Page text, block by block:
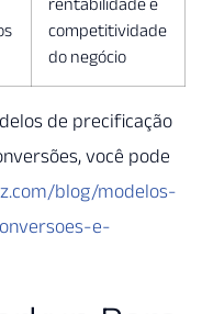
competitividade
do negócio
de precificação
você pode
blog/modelos-
e-